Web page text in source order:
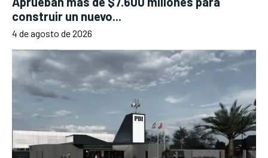
construir un nuevo...
4 de agosto de 2026